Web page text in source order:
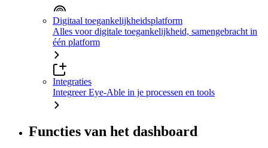
Digitaal toegankelijkheidsplatform
Alles voor digitale toegankelijkheid, samengebracht in
één platform
Integraties
Integreer Eye-Able in je processen en tools
Functies van het dashboard